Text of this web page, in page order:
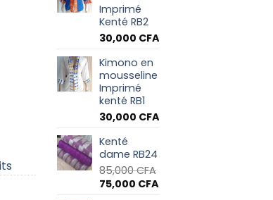
Imprimé
Kenté RB2
30,000 CFA
Kimono en
mousseline
Imprimé
kenté RB1
30,000 CFA
Kenté
dame RB24
85,000CFA
Le
75,000 CFA